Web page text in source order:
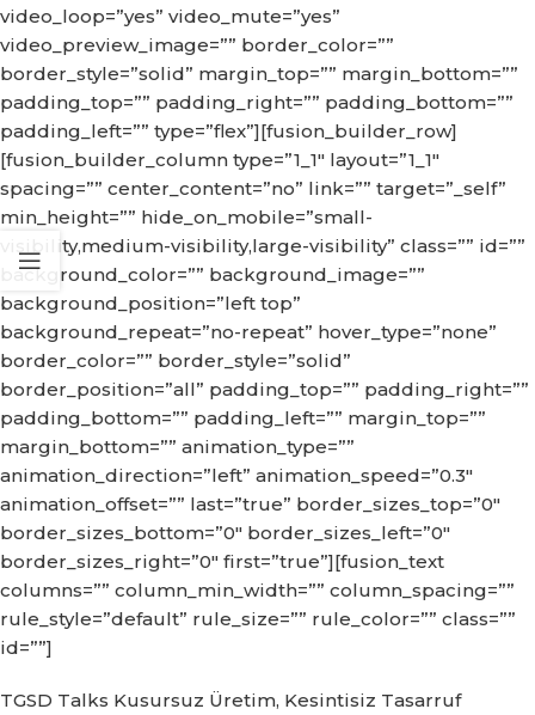
video_loop=”yes” video_mute=”yes”
video_preview_image=”” border_color=””
border_style=”solid” margin_top=”” margin_bottom=””
padding_top=”” padding_right=”” padding_bottom=””
padding_left=”” type=”flex”][fusion_builder_row]
[fusion_builder_column type=”1_1″ layout=”1_1″
spacing=”” center_content=”no” link=”” target=”_self”
min_height=”” hide_on_mobile=”small-
visibility,medium-visibility,large-visibility” class=”” id=””
background_color=”” background_image=””
background_position=”left top”
background_repeat=”no-repeat” hover_type=”none”
border_color=”” border_style=”solid”
border_position=”all” padding_top=”” padding_right=””
padding_bottom=”” padding_left=”” margin_top=””
margin_bottom=”” animation_type=””
animation_direction=”left” animation_speed=”0.3″
animation_offset=”” last=”true” border_sizes_top=”0″
border_sizes_bottom=”0″ border_sizes_left=”0″
border_sizes_right=”0″ first=”true”][fusion_text
columns=”” column_min_width=”” column_spacing=””
rule_style=”default” rule_size=”” rule_color=”” class=””
id=””]
TGSD Talks Kusursuz Üretim, Kesintisiz Tasarruf